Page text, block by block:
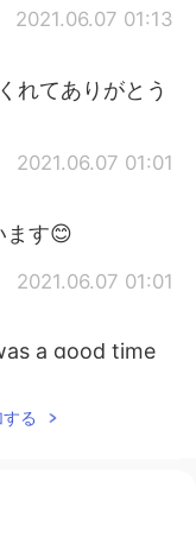
2021.06.07 01:13
れてありがとう
2021.06.07 01:01
ます😊
2021.06.07 01:01
a good time
2021.06.07 00:59
る